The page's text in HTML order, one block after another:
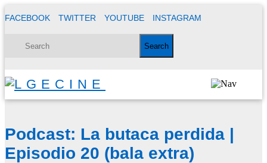
FACEBOOK TWITTER YOUTUBE INSTAGRAM
Podcast: La butaca perdida |
Episodio 20 (bala extra)